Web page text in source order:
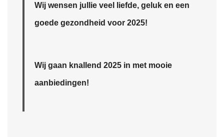
Wij wensen jullie veel liefde, geluk en een
goede gezondheid voor 2025!
Wij gaan knallend 2025 in met mooie
aanbiedingen!